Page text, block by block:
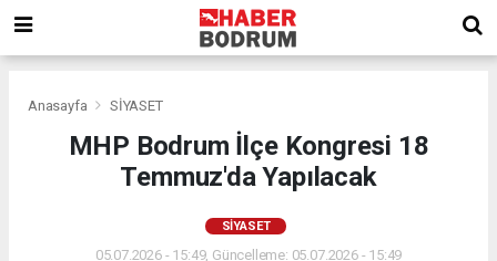
Anasayfa SİYASET
MHP Bodrum İlçe Kongresi 18
Temmuz'da Yapılacak
SİYASET
05.07.2026 - 15:49, Güncelleme: 05.07.2026 - 15:49